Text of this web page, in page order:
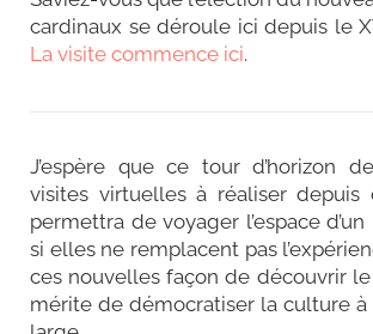
cardinaux se déroule ici depuis le
La visite commence ici.
J’espère que ce tour d’horizon
visites virtuelles à réaliser depuis
permettra de voyager l’espace
si elles ne remplacent pas
ces nouvelles façon de découvrir
mérite de démocratiser la culture